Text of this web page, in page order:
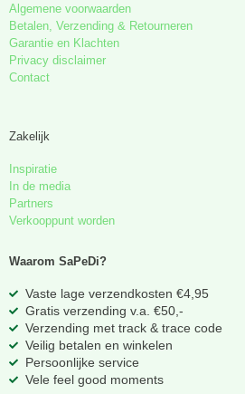
Algemene voorwaarden
Betalen, Verzending & Retourneren
Garantie en Klachten
Privacy disclaimer
Contact
Zakelijk
Inspiratie
In de media
Partners
Verkooppunt worden
Waarom SaPeDi?
Vaste lage verzendkosten €4,95
Gratis verzending v.a. €50,-
Verzending met track & trace code
Veilig betalen en winkelen
Persoonlijke service
Vele feel good moments